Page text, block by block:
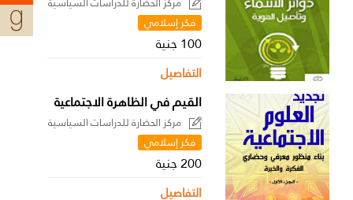
فكر إسلامي
100 جنية
التفاصيل
القيم في الظاهرة الاجتماعية
مركز الحضارة للدراسات السياسية
فكر إسلامي
200 جنية
التفاصيل